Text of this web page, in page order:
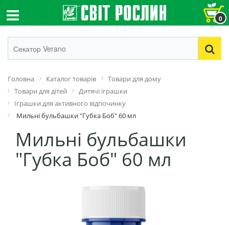
0
Головна Каталог товарів
Товари для дому
Товари для дітей
Дитячі іграшки
Іграшки для активного відпочинку
Мильні бульбашки "Губка Боб" 60 мл
Мильні бульбашки
"Губка Боб" 60 мл